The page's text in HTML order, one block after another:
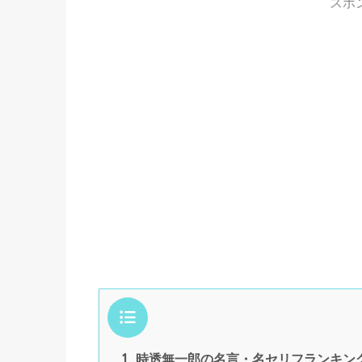
目次
1. 時透無一郎の名言・名セリフランキン